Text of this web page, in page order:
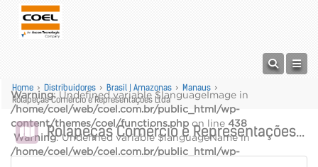
Warning: Undefined variable $languageImage in
/home/coel/web/coel.com.br/public_html/wp-
content/themes/coel/functions.php on line 438
Warning: Undefined variable $languageName in
/home/coel/web/coel.com.br/public_html/wp-
Home > Distribuidores > Brasil | Amazonas > Manaus >
Rolapeças Comércio e Representações Ltda
Rolapeças Comércio e Representações Ltda